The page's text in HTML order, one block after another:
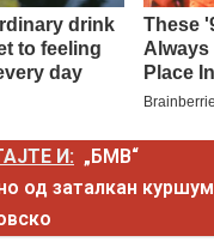
И: „БМВ“
од заталкан куршум